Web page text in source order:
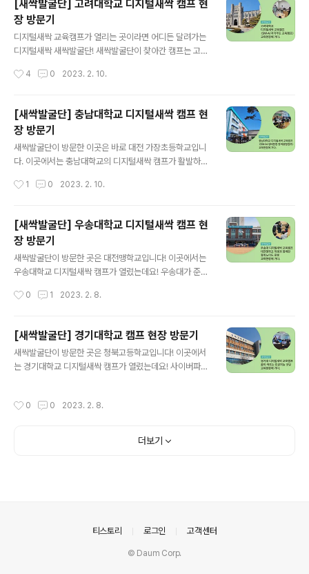
로가기 : https://blog.naver.com/new_sac/223016
317612
[새싹발굴단] 고려대학교 디지털새싹 캠프 현
장 방문기
디지털새싹 교육캠프가 열리는 곳이라면 어디든 달려가는
디지털새싹 새싹발굴단! 새싹발굴단이 찾아간 캠프는 고려
는 체험학습과 달콤한 간식이 기다리는 현장속으로 함께
이미지를 클릭하거나 아래 링크를 클릭해주세요! ● 콘텐
츠 바로가기 : https://blog.naver.com/new_sac/223
011425308
4 0 2023. 2. 10.
[새싹발굴단] 충남대학교 디지털새싹 캠프 현
장 방문기
새싹발굴단이 방문한 이곳은 바로 대전 가장초등학교입니
다. 이곳에서는 충남대학교의 디지털새싹 캠프가 활발하게
과 학생들의 반응까지 담았습니다! 자세한 내용이 궁금하
가기 : https://blog.naver.com/new_sac/22301128
2134
1 0 2023. 2. 10.
[새싹발굴단] 우송대학교 디지털새싹 캠프 현
장 방문기
새싹발굴단이 방문한 곳은 대전맹학교입니다! 이곳에서는
우송대학교 디지털새싹 캠프가 열렸는데요! 우송대가 준비
면 지금 바로 이미지를 클릭해보세요! ● 콘텐츠 바로가기 :
0 1 2023. 2. 8.
[새싹발굴단] 경기대학교 캠프 현장 방문기
새싹발굴단이 방문한 곳은 청북고등학교입니다! 이곳에서
는 경기대학교 디지털새싹 캠프가 열렸는데요! 사이버파이
r.com/new_sac/223009253583
0 0 2023. 2. 8.
더보기
티스토리 로그인 고객센터
© Daum Corp.